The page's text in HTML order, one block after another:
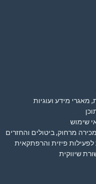
מאגרי מידע ועוגיות
שימוש
מרחוק, ביטולים והחזרים
פיזית והרפתקאית
שיווקית